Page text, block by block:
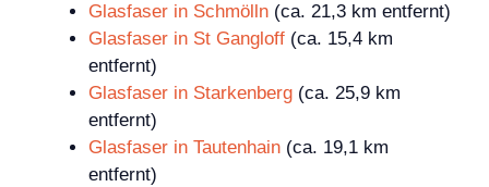
Glasfaser in Schmölln (ca. 21,3 km entfernt)
Glasfaser in St Gangloff (ca. 15,4 km
entfernt)
Glasfaser in Starkenberg (ca. 25,9 km
entfernt)
Glasfaser in Tautenhain (ca. 19,1 km
entfernt)